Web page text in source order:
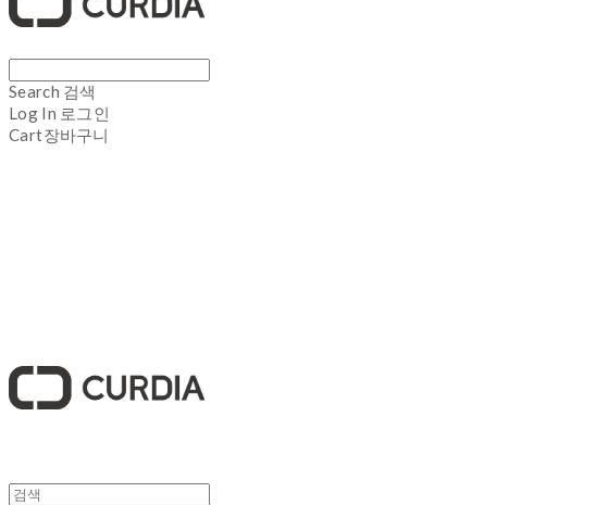
Search 검색
Log In 로그인
Cart장바구니